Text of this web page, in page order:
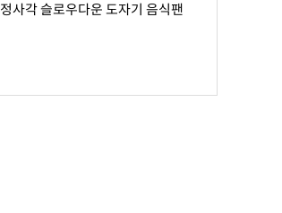
정사각 슬로우다운 도자기 음식팬